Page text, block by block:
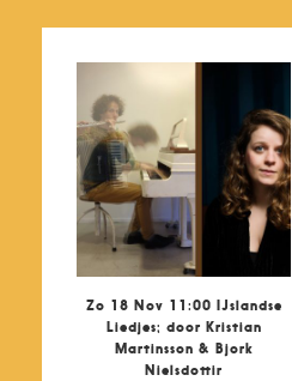
Zo 18 Nov 11:00 IJslandse
Liedjes; door Kristian
Martinsson & Bjork
Nielsdottir